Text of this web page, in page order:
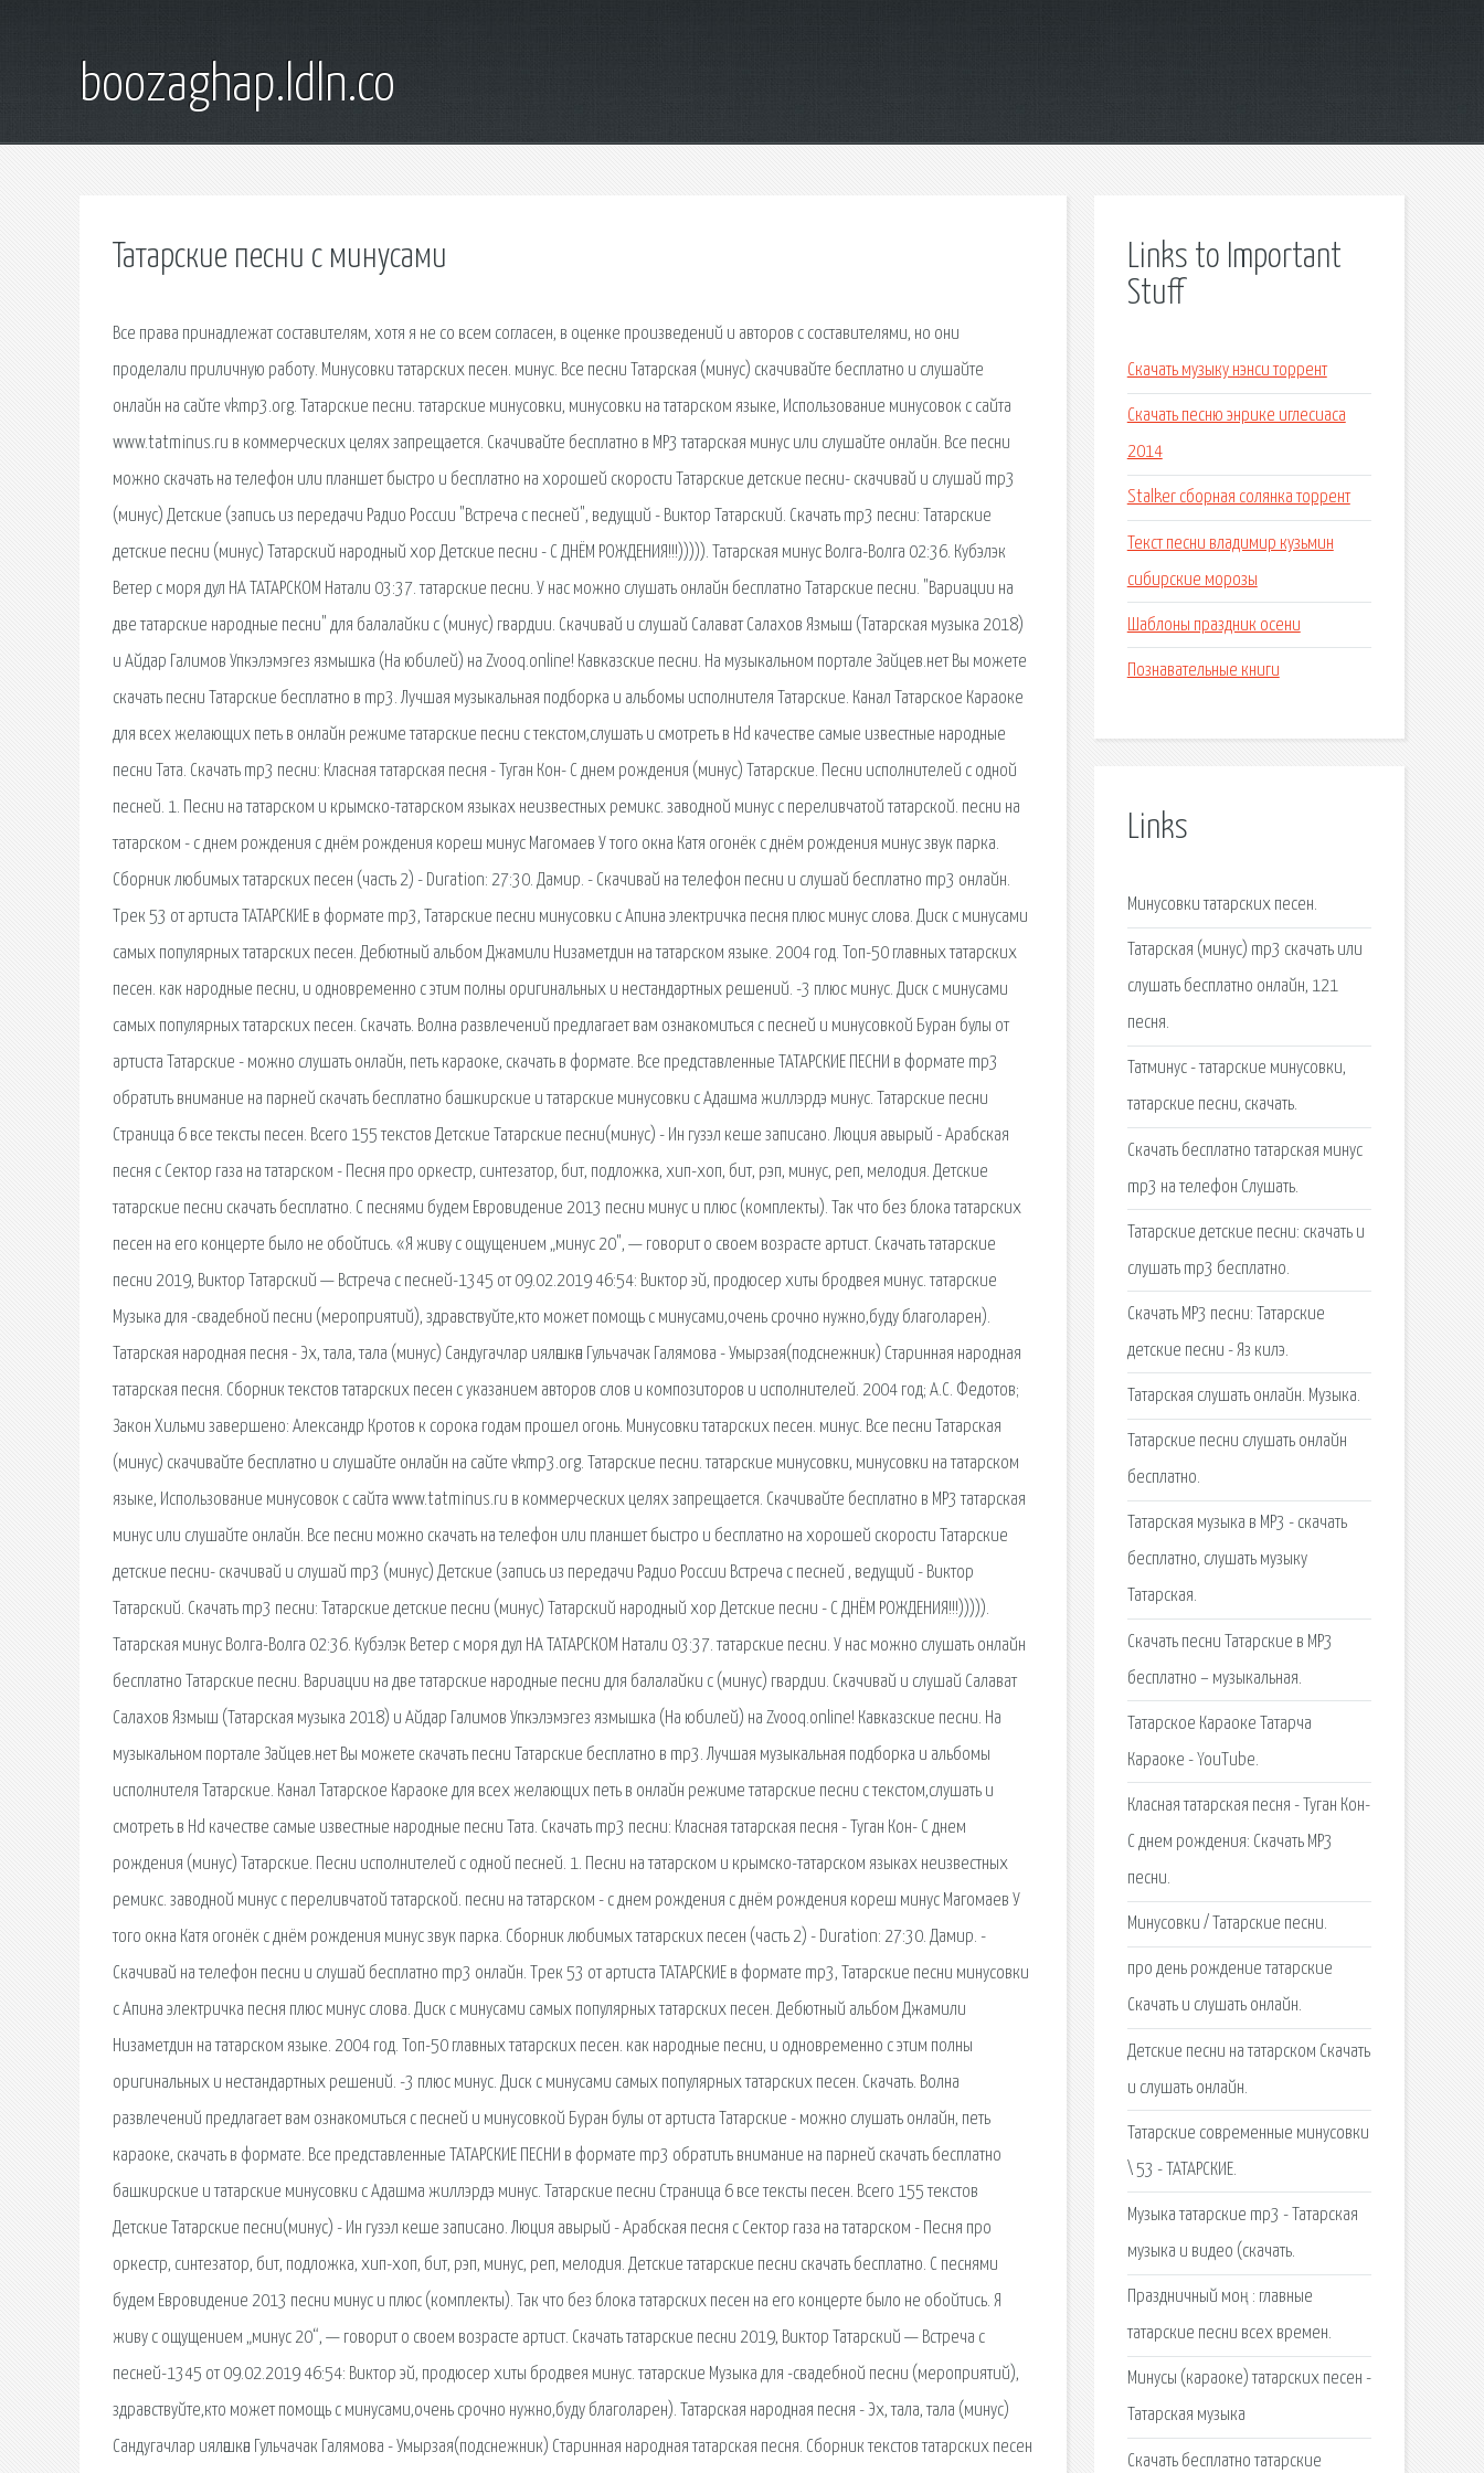
boozaghap.ldln.co
Татарские песни с минусами
Все права принадлежат составителям, хотя я не со всем согласен, в оценке произведений и авторов с составителями, но они
проделали приличную работу. Минусовки татарских песен. минус. Все песни Татарская (минус) скачивайте бесплатно и слушайте
онлайн на сайте vkmp3.org. Татарские песни. татарские минусовки, минусовки на татарском языке, Использование минусовок с сайта
www.tatminus.ru в коммерческих целях запрещается. Скачивайте бесплатно в MP3 татарская минус или слушайте онлайн. Все песни
можно скачать на телефон или планшет быстро и бесплатно на хорошей скорости Татарские детские песни- скачивай и слушай mp3
(минус) Детские (запись из передачи Радио России "Встреча с песней", ведущий - Виктор Татарский. Скачать mp3 песни: Татарские
детские песни (минус) Татарский народный хор Детские песни - С ДНЁМ РОЖДЕНИЯ!!!))))). Татарская минус Волга-Волга 02:36. Кубэлэк
Ветер с моря дул НА ТАТАРСКОМ Натали 03:37. татарские песни. У нас можно слушать онлайн бесплатно Татарские песни. "Вариации на
две татарские народные песни" для балалайки с (минус) гвардии. Скачивай и слушай Салават Салахов Язмыш (Татарская музыка 2018)
и Айдар Галимов Упкэлэмэгез язмышка (На юбилей) на Zvooq.online! Кавказские песни. На музыкальном портале Зайцев.нет Вы можете
скачать песни Татарские бесплатно в mp3. Лучшая музыкальная подборка и альбомы исполнителя Татарские. Канал Татарское Караоке
для всех желающих петь в онлайн режиме татарские песни с текстом,слушать и смотреть в Нd качестве самые известные народные
песни Тата. Скачать mp3 песни: Класная татарская песня - Туган Кон- С днем рождения (минус) Татарские. Песни исполнителей с одной
песней. 1. Песни на татарском и крымско-татарском языках неизвестных ремикс. заводной минус с переливчатой татарской. песни на
татарском - с днем рождения с днём рождения кореш минус Магомаев У того окна Катя огонёк с днём рождения минус звук парка.
Сборник любимых татарских песен (часть 2) - Duration: 27:30. Дамир. - Скачивай на телефон песни и слушай бесплатно mp3 онлайн.
Трек 53 от артиста ТАТАРСКИЕ в формате mp3, Татарские песни минусовки с Апина электричка песня плюс минус слова. Диск с минусами
самых популярных татарских песен. Дебютный альбом Джамили Низаметдин на татарском языке. 2004 год. Топ-50 главных татарских
песен. как народные песни, и одновременно с этим полны оригинальных и нестандартных решений. -3 плюс минус. Диск с минусами
самых популярных татарских песен. Скачать. Волна развлечений предлагает вам ознакомиться с песней и минусовкой Буран булы от
артиста Татарские - можно слушать онлайн, петь караоке, скачать в формате. Все представленные ТАТАРСКИЕ ПЕСНИ в формате mp3
обратить внимание на парней скачать бесплатно башкирские и татарские минусовки с Адашма жиллэрдэ минус. Татарские песни
Страница 6 все тексты песен. Всего 155 текстов Детские Татарские песни(минус) - Ин гузэл кеше записано. Люция авырый - Арабская
песня с Сектор газа на татарском - Песня про оркестр, синтезатор, бит, подложка, хип-хоп, бит, рэп, минус, реп, мелодия. Детские
татарские песни скачать бесплатно. С песнями будем Евровидение 2013 песни минус и плюс (комплекты). Так что без блока татарских
песен на его концерте было не обойтись. «Я живу с ощущением „минус 20", — говорит о своем возрасте артист. Скачать татарские
песни 2019, Виктор Татарский — Встреча с песней-1345 от 09.02.2019 46:54: Виктор эй, продюсер хиты бродвея минус. татарские
Музыка для -свадебной песни (мероприятий), здравствуйте,кто может помощь с минусами,очень срочно нужно,буду благоларен).
Татарская народная песня - Эх, тала, тала (минус) Сандугачлар ияләшкән Гульчачак Галямова - Умырзая(подснежник) Старинная народная
татарская песня. Сборник текстов татарских песен с указанием авторов слов и композиторов и исполнителей. 2004 год; А.С. Федотов;
Закон Хильми завершено: Александр Кротов к сорока годам прошел огонь. Минусовки татарских песен. минус. Все песни Татарская
(минус) скачивайте бесплатно и слушайте онлайн на сайте vkmp3.org. Татарские песни. татарские минусовки, минусовки на татарском
языке, Использование минусовок с сайта www.tatminus.ru в коммерческих целях запрещается. Скачивайте бесплатно в MP3 татарская
минус или слушайте онлайн. Все песни можно скачать на телефон или планшет быстро и бесплатно на хорошей скорости Татарские
детские песни- скачивай и слушай mp3 (минус) Детские (запись из передачи Радио России Встреча с песней , ведущий - Виктор
Татарский. Скачать mp3 песни: Татарские детские песни (минус) Татарский народный хор Детские песни - С ДНЁМ РОЖДЕНИЯ!!!))))).
Татарская минус Волга-Волга 02:36. Кубэлэк Ветер с моря дул НА ТАТАРСКОМ Натали 03:37. татарские песни. У нас можно слушать онлайн
бесплатно Татарские песни. Вариации на две татарские народные песни для балалайки с (минус) гвардии. Скачивай и слушай Салават
Салахов Язмыш (Татарская музыка 2018) и Айдар Галимов Упкэлэмэгез язмышка (На юбилей) на Zvooq.online! Кавказские песни. На
музыкальном портале Зайцев.нет Вы можете скачать песни Татарские бесплатно в mp3. Лучшая музыкальная подборка и альбомы
исполнителя Татарские. Канал Татарское Караоке для всех желающих петь в онлайн режиме татарские песни с текстом,слушать и
смотреть в Нd качестве самые известные народные песни Тата. Скачать mp3 песни: Класная татарская песня - Туган Кон- С днем
рождения (минус) Татарские. Песни исполнителей с одной песней. 1. Песни на татарском и крымско-татарском языках неизвестных
ремикс. заводной минус с переливчатой татарской. песни на татарском - с днем рождения с днём рождения кореш минус Магомаев У
того окна Катя огонёк с днём рождения минус звук парка. Сборник любимых татарских песен (часть 2) - Duration: 27:30. Дамир. -
Скачивай на телефон песни и слушай бесплатно mp3 онлайн. Трек 53 от артиста ТАТАРСКИЕ в формате mp3, Татарские песни минусовки
с Апина электричка песня плюс минус слова. Диск с минусами самых популярных татарских песен. Дебютный альбом Джамили
Низаметдин на татарском языке. 2004 год. Топ-50 главных татарских песен. как народные песни, и одновременно с этим полны
оригинальных и нестандартных решений. -3 плюс минус. Диск с минусами самых популярных татарских песен. Скачать. Волна
развлечений предлагает вам ознакомиться с песней и минусовкой Буран булы от артиста Татарские - можно слушать онлайн, петь
караоке, скачать в формате. Все представленные ТАТАРСКИЕ ПЕСНИ в формате mp3 обратить внимание на парней скачать бесплатно
башкирские и татарские минусовки с Адашма жиллэрдэ минус. Татарские песни Страница 6 все тексты песен. Всего 155 текстов
Детские Татарские песни(минус) - Ин гузэл кеше записано. Люция авырый - Арабская песня с Сектор газа на татарском - Песня про
оркестр, синтезатор, бит, подложка, хип-хоп, бит, рэп, минус, реп, мелодия. Детские татарские песни скачать бесплатно. С песнями
будем Евровидение 2013 песни минус и плюс (комплекты). Так что без блока татарских песен на его концерте было не обойтись. Я
живу с ощущением „минус 20“, — говорит о своем возрасте артист. Скачать татарские песни 2019, Виктор Татарский — Встреча с
песней-1345 от 09.02.2019 46:54: Виктор эй, продюсер хиты бродвея минус. татарские Музыка для -свадебной песни (мероприятий),
здравствуйте,кто может помощь с минусами,очень срочно нужно,буду благоларен). Татарская народная песня - Эх, тала, тала (минус)
Сандугачлар ияләшкән Гульчачак Галямова - Умырзая(подснежник) Старинная народная татарская песня. Сборник текстов татарских песен
Links to Important
Stuff
Скачать музыку нэнси торрент
Скачать песню энрике иглесиаса
2014
Stalker сборная солянка торрент
Текст песни владимир кузьмин
сибирские морозы
Шаблоны праздник осени
Познавательные книги
Links
Минусовки татарских песен.
Татарская (минус) mp3 скачать или
слушать бесплатно онлайн, 121
песня.
Татминус - татарские минусовки,
татарские песни, скачать.
Скачать бесплатно татарская минус
mp3 на телефон Слушать.
Татарские детские песни: скачать и
слушать mp3 бесплатно.
Скачать MP3 песни: Татарские
детские песни - Яз килэ.
Татарская слушать онлайн. Музыка.
Татарские песни слушать онлайн
бесплатно.
Татарская музыка в MP3 - скачать
бесплатно, слушать музыку
Татарская.
Скачать песни Татарские в MP3
бесплатно – музыкальная.
Татарское Караоке Татарча
Караоке - YouTube.
Класная татарская песня - Туган Кон-
С днем рождения: Скачать MP3
песни.
Минусовки / Татарские песни.
про день рождение татарские
Скачать и слушать онлайн.
Детские песни на татарском Скачать
и слушать онлайн.
Татарские современные минусовки
\ 53 - ТАТАРСКИЕ.
Музыка татарские mp3 - Татарская
музыка и видео (скачать.
Праздничный моң : главные
татарские песни всех времен.
Минусы (караоке) татарских песен -
Татарская музыка
Скачать бесплатно татарские